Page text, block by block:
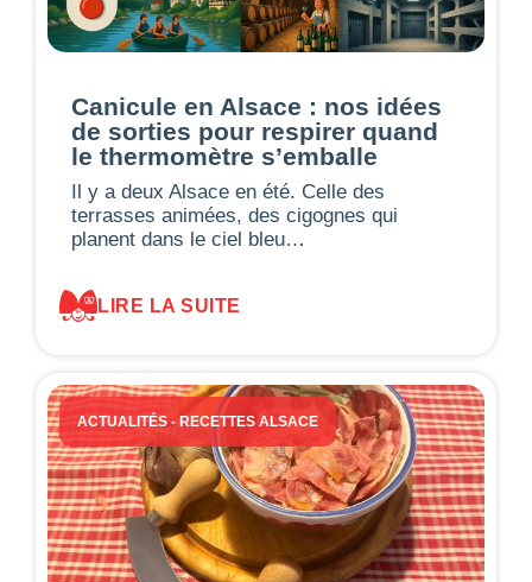
Canicule en Alsace : nos idées
de sorties pour respirer quand
le thermomètre s’emballe
Il y a deux Alsace en été. Celle des
terrasses animées, des cigognes qui
planent dans le ciel bleu…
LIRE LA SUITE
ACTUALITÉS- RECETTES ALSACE